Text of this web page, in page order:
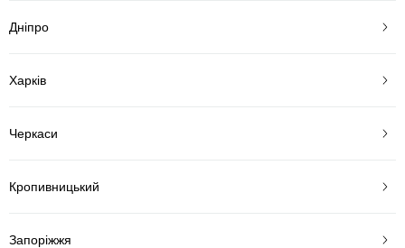
Дніпро
Харків
Черкаси
Кропивницький
Запоріжжя